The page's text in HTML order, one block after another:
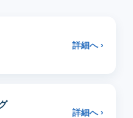
詳細へ ›
詳細へ ›